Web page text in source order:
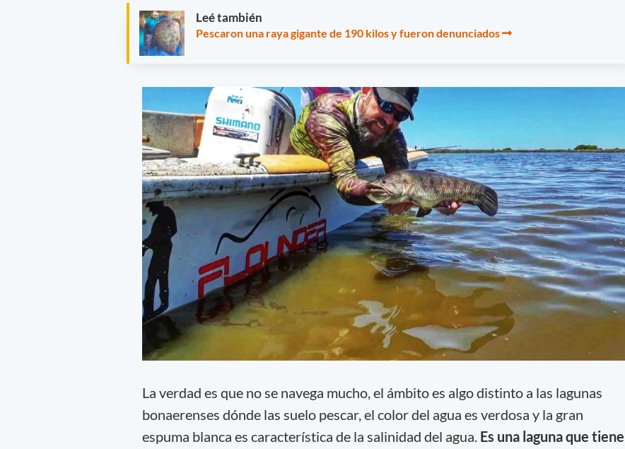
Leé también
Pescaron una raya gigante de 190 kilos y fueron denunciados
La verdad es que no se navega mucho, el ámbito es algo distinto a las lagunas
bonaerenses dónde las suelo pescar, el color del agua es verdosa y la gran
espuma blanca es característica de la salinidad del agua. Es una laguna que tiene